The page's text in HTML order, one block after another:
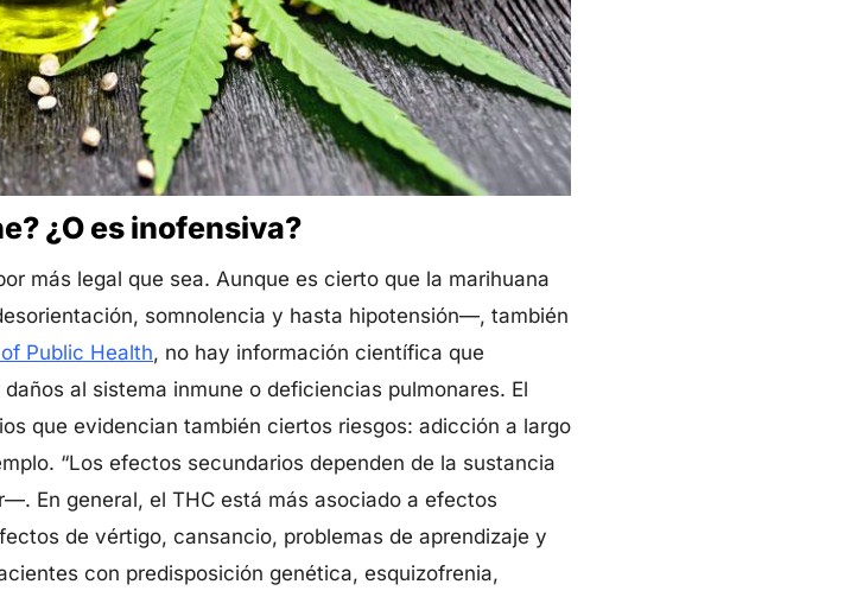
¿O es inofensiva?
más legal que sea. Aunque es cierto que la marihuana
somnolencia y hasta hipotensión—, también
Public Health, no hay información científica que
al sistema inmune o deficiencias pulmonares. El
que evidencian también ciertos riesgos: adicción a largo
“Los efectos secundarios dependen de la sustancia
En general, el THC está más asociado a efectos
de vértigo, cansancio, problemas de aprendizaje y
con predisposición genética, esquizofrenia,